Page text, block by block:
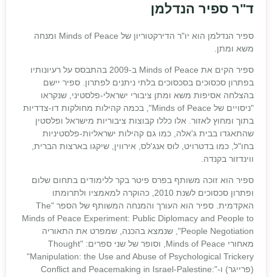
ד"ר ספיר הנדלמן
ספיר הנדלמן הוא יו"ר הדירקטוריון של Minds of Peace ומנחה
משא ומתן.
ספיר הקים את Minds of Peace ב-2009 בהתבסס על רעיונותיו
בפתרון סכסוכים בסכסוכים בלתי ניתנים לפתרון. ספיר יישם
בהצלחה אסיפות משא ומתן ציבורי ישראלי-פלסטיני, שנקראו
"ניסויים של Minds of Peace", בכמה קהילות מחולקות דו-צדדיות
בתוך ומחוץ לאזור. אלו כללו קבוצות ציבוריות מישראל ופלסטין
שהתאגדו בבית ג'אלה, כמו גם קהילות ישראליות-פלסטיניות
בחו"ל, כמו בדטרויט, לוס אנג'לס, אירווין, שיקגו בארצות הברית,
ווינדזור בקנדה.
ספיר הוא זוכה משותף בפרס פיטר בקר ללימודים בתחום שלום
ופתרון סכסוכים לשנת 2010, כהוקרה למאמציו ולתרומתו
האקדמית. ספיר הוא העורך והמנחה המשותף של הספר "The
Minds of Peace Experiment: Public Diplomacy and People to
People Negotiation", שנמצא בהכנה, שמפרט את התאוריה
מאחורי Minds of Peace, וסופר של שני ספרים: "Thought
Manipulation: the Use and Abuse of Psychological Trickery"
(פרייגר) ו-"Conflict and Peacemaking in Israel-Palestine: